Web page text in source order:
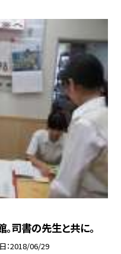
。司書の先生と共に。
2018/06/29